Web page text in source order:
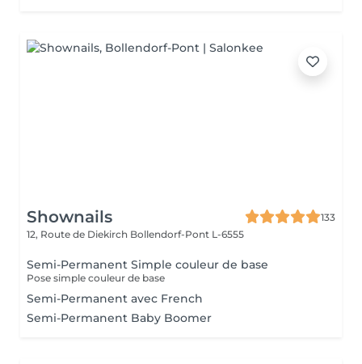
Shownails
133
12, Route de Diekirch Bollendorf-Pont L-6555
Semi-Permanent Simple couleur de base
Pose simple couleur de base
Semi-Permanent avec French
Semi-Permanent Baby Boomer